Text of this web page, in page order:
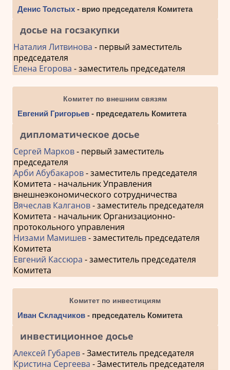
Денис Толстых- врио председателя Комитета
досье на госзакупки
Наталия Литвинова - первый заместитель
председателя
Елена Егорова - заместитель председателя
Комитет по внешним связям
Евгений Григорьев- председатель Комитета
дипломатическое досье
Сергей Марков- первый заместитель
председателя
Арби Абубакаров- заместитель председателя
Комитета - начальник Управления
внешнеэкономического сотрудничества
Вячеслав Калганов- заместитель председателя
Комитета - начальник Организационно-
протокольного управления
Низами Мамишев- заместитель председателя
Комитета
Евгений Кассюра - заместитель председателя
Комитета
Комитет по инвестициям
Иван Складчиков- председатель Комитета
инвестиционное досье
Алексей Губарев- Заместитель председателя
Кристина Сергеева - Заместитель председателя